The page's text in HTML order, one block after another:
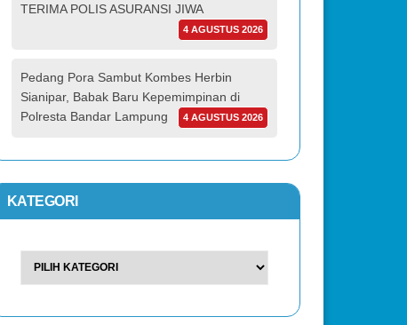
TERIMA POLIS ASURANSI JIWA
4 AGUSTUS 2026
Pedang Pora Sambut Kombes Herbin
Sianipar, Babak Baru Kepemimpinan di
Polresta Bandar Lampung
4 AGUSTUS 2026
KATEGORI